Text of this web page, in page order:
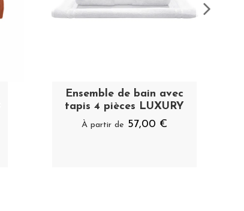
Ensemble de bain avec
tapis 4 pièces LUXURY
À partir de 57,00 €